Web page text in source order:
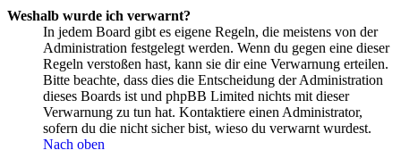
Weshalb wurde ich verwarnt?
In jedem Board gibt es eigene Regeln, die meistens von der
Administration festgelegt werden. Wenn du gegen eine dieser
Regeln verstoßen hast, kann sie dir eine Verwarnung erteilen.
Bitte beachte, dass dies die Entscheidung der Administration
dieses Boards ist und phpBB Limited nichts mit dieser
Verwarnung zu tun hat. Kontaktiere einen Administrator,
sofern du die nicht sicher bist, wieso du verwarnt wurdest.
Nach oben